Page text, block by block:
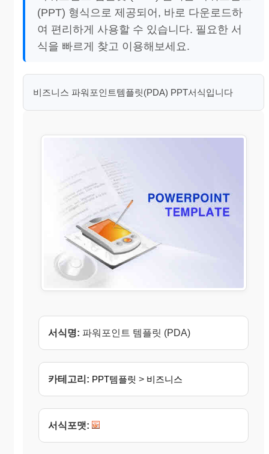
(PPT) 형식으로 제공되어, 바로 다운로드하
여 편리하게 사용할 수 있습니다. 필요한 서
식을 빠르게 찾고 이용해보세요.
비즈니스 파워포인트템플릿(PDA) PPT서식입니다
서식명: 파워포인트 템플릿 (PDA)
카테고리: PPT템플릿 > 비즈니스
서식포맷: